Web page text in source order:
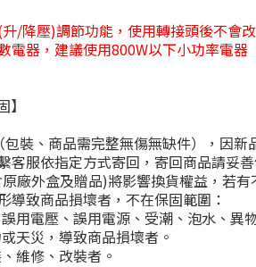
/降壓)調節功能，使用轉接頭後不會
電器，建議使用800W以下小功率電器
】
包裝、商品需完整無傷無缺件），因
客服依指定方式寄回，寄回商品請妥
廠外盒及贈品)將影響換貨權益，若
導致商品損壞者，不在保固範圍：
用電壓、誤用電源、受潮、泡水、
天災，導致商品損壞者。
維修、改裝者。